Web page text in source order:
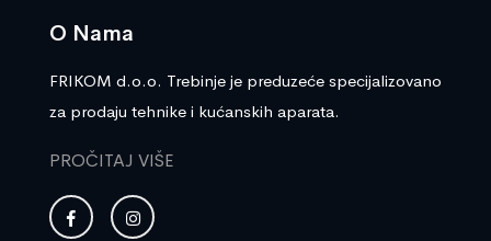
O Nama
FRIKOM d.o.o. Trebinje je preduzeće specijalizovano
za prodaju tehnike i kućanskih aparata.
PROČITAJ VIŠE